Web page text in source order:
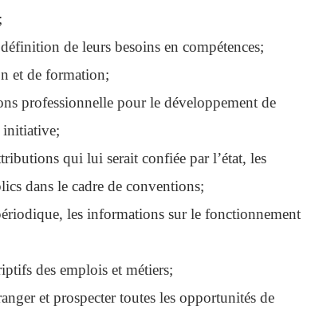
de leurs besoins en compétences;
et de formation;
professionnelle pour le développement de
initiative;
qui lui serait confiée par l’état, les
dans le cadre de conventions;
les informations sur le fonctionnement
des emplois et métiers;
et prospecter toutes les opportunités de